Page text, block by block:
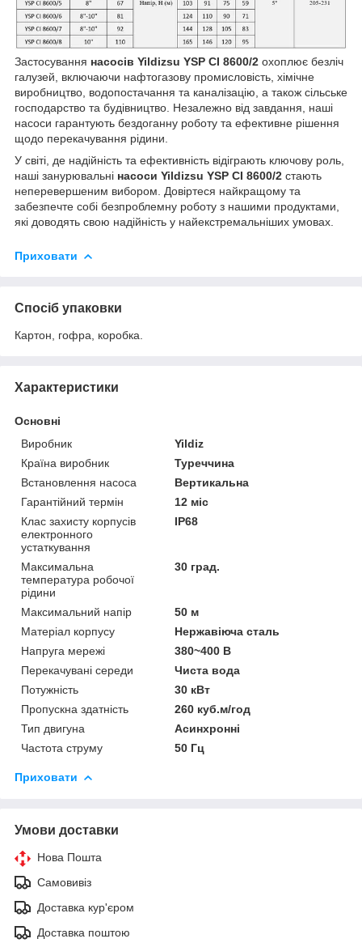
Застосування насосів Yildizsu YSP CI 8600/2 охоплює безліч
галузей, включаючи нафтогазову промисловість, хімічне
виробництво, водопостачання та каналізацію, а також сільське
господарство та будівництво. Незалежно від завдання, наші
насоси гарантують бездоганну роботу та ефективне рішення
щодо перекачування рідини.
У світі, де надійність та ефективність відіграють ключову роль,
наші занурювальні насоси Yildizsu YSP CI 8600/2 стають
неперевершеним вибором. Довіртеся найкращому та
забезпечте собі безпроблемну роботу з нашими продуктами,
які доводять свою надійність у найекстремальніших умовах.
Приховати
Спосіб упаковки
Картон, гофра, коробка.
Характеристики
Основні
Виробник
Yildiz
Країна виробник
Туреччина
Встановлення насоса
Вертикальна
Гарантійний термін
12 міс
Клас захисту корпусів
електронного
устаткування
IP68
Максимальна
температура робочої
рідини
30 град.
Максимальний напір
50 м
Матеріал корпусу
Нержавіюча сталь
Напруга мережі
380~400 В
Перекачувані середи
Чиста вода
Потужність
30 кВт
Пропускна здатність
260 куб.м/год
Тип двигуна
Асинхронні
Частота струму
50 Гц
Приховати
Умови доставки
Нова Пошта
Самовивіз
Доставка кур'єром
Доставка поштою